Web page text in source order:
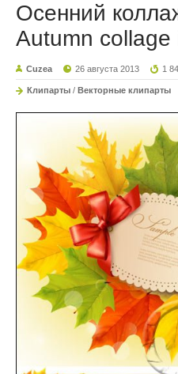
Осенний
Autumn collage
Cuzea 26 августа 2013 1
Клипарты / Векторные клипарты